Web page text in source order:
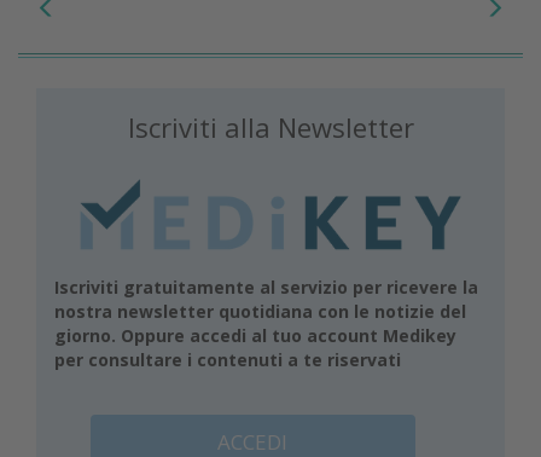
Iscriviti alla Newsletter
Iscriviti gratuitamente al servizio per ricevere la
nostra newsletter quotidiana con le notizie del
giorno. Oppure accedi al tuo account Medikey
per consultare i contenuti a te riservati
ACCEDI